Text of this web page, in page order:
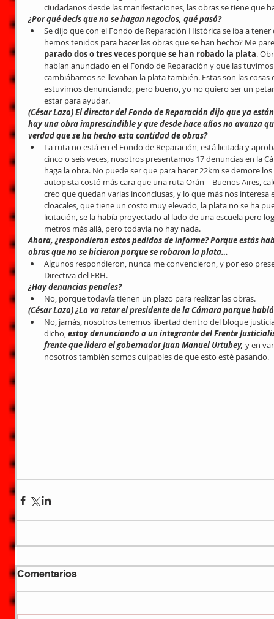
ciudadanos desde las manifestaciones, las obras se tiene que
¿Por qué decís que no se hagan negocios, qué pasó?
Se dijo que con el Fondo de Reparación Histórica se iba a
hemos tenidos para hacer las obras que se han hecho? Me
parado dos o tres veces porque se han robado la plata.
habían anunciado en el Fondo de Reparación y que las
cambiábamos se llevaban la plata también. Estas son las
estuvimos denunciando, pero bueno, yo no quiero ser un
estar para ayudar.
(César Lazo) El director del Fondo de Reparación dijo que ya
hay una obra imprescindible y que desde hace años no avanza
verdad que se ha hecho esta cantidad de obras?
La ruta no está en el Fondo de Reparación, está licitada y
cinco o seis veces, nosotros presentamos 17 denuncias en la
haga la obra. No puede ser que para hacer 22km se demore
autopista costó más cara que una ruta Orán – Buenos Aires,
creo que quedan varias inconclusas, y lo que más nos
cloacales, que tiene un costo muy elevado, la plata no se ha
licitación, se la había proyectado al lado de una escuela pero
metros más allá, pero todavía no hay nada.
Ahora, ¿respondieron estos pedidos de informe? Porque estás
obras que no se hicieron porque se robaron la plata…
Algunos respondieron, nunca me convencieron, y por eso
Directiva del FRH.
¿Hay denuncias penales?
No, porque todavía tienen un plazo para realizar las obras.
(César Lazo) ¿Lo va retar el presidente de la Cámara porque
No, jamás, nosotros tenemos libertad dentro del bloque
dicho, estoy denunciando a un integrante del Frente
frente que lidera el gobernador Juan Manuel Urtubey, y en
nosotros también somos culpables de que esto esté pasando.
Comentarios